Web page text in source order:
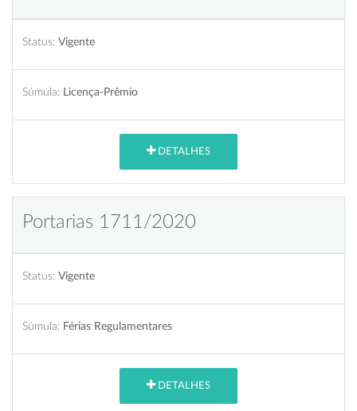
Status: Vigente
Súmula: Licença-Prêmio
DETALHES
Portarias 1711/2020
Status: Vigente
Súmula: Férias Regulamentares
DETALHES